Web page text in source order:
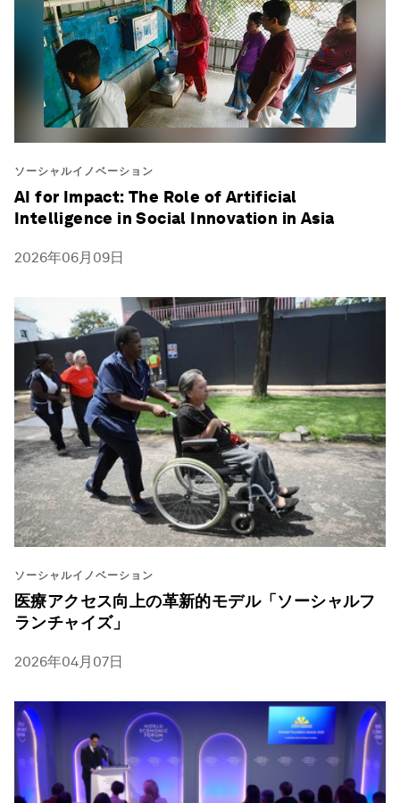
ソーシャルイノベーション
AI for Impact: The Role of Artificial
Intelligence in Social Innovation in Asia
2026年06月09日
ソーシャルイノベーション
医療アクセス向上の革新的モデル「ソーシャルフ
ランチャイズ」
2026年04月07日